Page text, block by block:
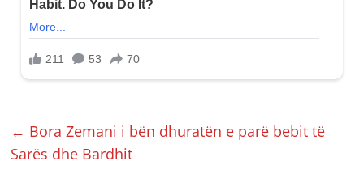
← Bora Zemani i bën dhuratën e parë bebit të
Sarës dhe Bardhit